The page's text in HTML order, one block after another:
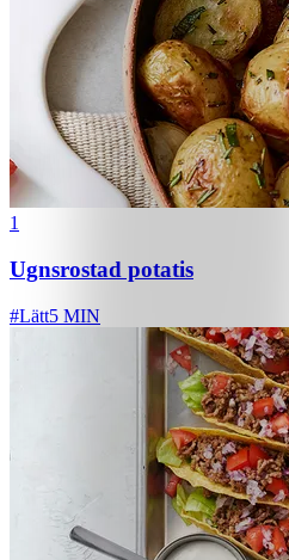
1
Ugnsrostad potatis
#Lätt5 MIN